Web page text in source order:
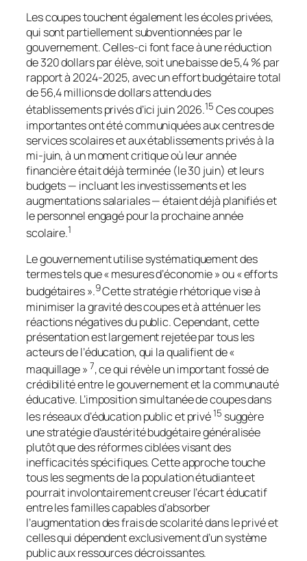
Les coupes touchent également les écoles privées,
qui sont partiellement subventionnées par le
gouvernement. Celles-ci font face à une réduction
de 320 dollars par élève, soit une baisse de 5,4 % par
rapport à 2024-2025, avec un effort budgétaire total
de 56,4 millions de dollars attendu des
établissements privés d’ici juin 2026.15 Ces coupes
importantes ont été communiquées aux centres de
services scolaires et aux établissements privés à la
mi-juin, à un moment critique où leur année
financière était déjà terminée (le 30 juin) et leurs
budgets — incluant les investissements et les
augmentations salariales — étaient déjà planifiés et
le personnel engagé pour la prochaine année
scolaire.1
Le gouvernement utilise systématiquement des
termes tels que « mesures d’économie » ou « efforts
budgétaires ».9Cette stratégie rhétorique vise à
minimiser la gravité des coupes et à atténuer les
réactions négatives du public. Cependant, cette
présentation est largement rejetée par tous les
acteurs de l’éducation, qui la qualifient de «
maquillage » 7, ce qui révèle un important fossé de
crédibilité entre le gouvernement et la communauté
éducative. L’imposition simultanée de coupes dans
les réseaux d’éducation public et privé15 suggère
une stratégie d’austérité budgétaire généralisée
plutôt que des réformes ciblées visant des
inefficacités spécifiques. Cette approche touche
tous les segments de la population étudiante et
pourrait involontairement creuser l’écart éducatif
entre les familles capables d’absorber
l’augmentation des frais de scolarité dans le privé et
celles qui dépendent exclusivement d’un système
public aux ressources décroissantes.